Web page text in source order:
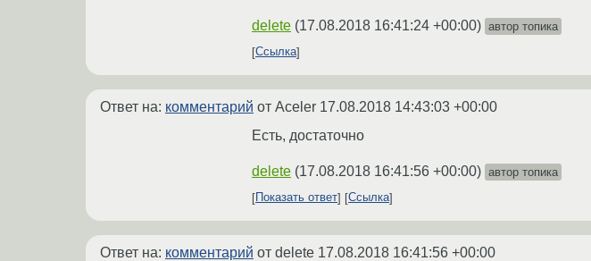
delete (17.08.2018 16:41:24 +00:00) автор топика
Ссылка
Ответ на: комментарий от Aceler 17.08.2018 14:43:03 +00:00
Есть, достаточно
delete (17.08.2018 16:41:56 +00:00) автор топика
Показать ответ
Ссылка
Ответ на: комментарий от delete 17.08.2018 16:41:56 +00:00